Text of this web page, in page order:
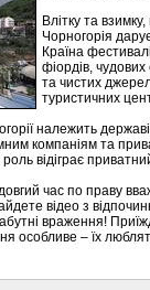
Влітку та
Чорногорія
Країна
фіордів, чудових
та чистих
туристичних
належить
компаніям та
відіграє
час по праву
відео з
враження!
особливе – їх